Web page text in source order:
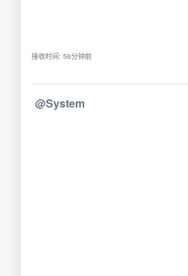
接收时间: 56分钟前
@System